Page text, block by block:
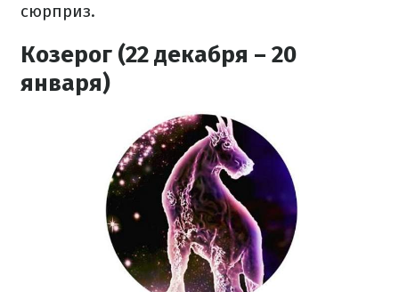
сюрприз.
Козерог (22 декабря – 20
января)